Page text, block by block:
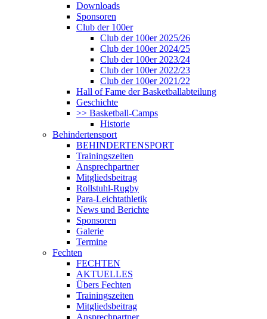
Downloads
Sponsoren
Club der 100er
Club der 100er 2025/26
Club der 100er 2024/25
Club der 100er 2023/24
Club der 100er 2022/23
Club der 100er 2021/22
Hall of Fame der Basketballabteilung
Geschichte
>> Basketball-Camps
Historie
Behindertensport
BEHINDERTENSPORT
Trainingszeiten
Ansprechpartner
Mitgliedsbeitrag
Rollstuhl-Rugby
Para-Leichtathletik
News und Berichte
Sponsoren
Galerie
Termine
Fechten
FECHTEN
AKTUELLES
Übers Fechten
Trainingszeiten
Mitgliedsbeitrag
Ansprechpartner